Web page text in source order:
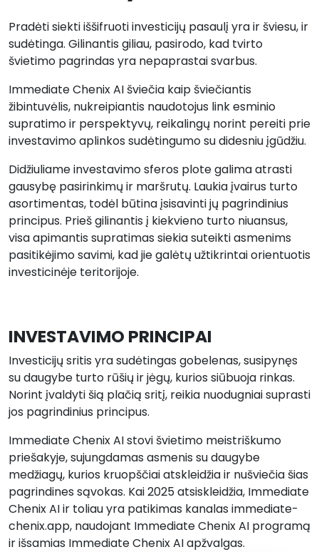
Pradėti siekti iššifruoti investicijų pasaulį yra ir šviesu, ir
sudėtinga. Gilinantis giliau, pasirodo, kad tvirto
švietimo pagrindas yra nepaprastai svarbus.
Immediate Chenix AI šviečia kaip šviečiantis
žibintuvėlis, nukreipiantis naudotojus link esminio
supratimo ir perspektyvų, reikalingų norint pereiti prie
investavimo aplinkos sudėtingumo su didesniu įgūdžiu.
Didžiuliame investavimo sferos plote galima atrasti
gausybę pasirinkimų ir maršrutų. Laukia įvairus turto
asortimentas, todėl būtina įsisavinti jų pagrindinius
principus. Prieš gilinantis į kiekvieno turto niuansus,
visa apimantis supratimas siekia suteikti asmenims
pasitikėjimo savimi, kad jie galėtų užtikrintai orientuotis
investicinėje teritorijoje.
INVESTAVIMO PRINCIPAI
Investicijų sritis yra sudėtingas gobelenas, susipynęs
su daugybe turto rūšių ir jėgų, kurios siūbuoja rinkas.
Norint įvaldyti šią plačią sritį, reikia nuodugniai suprasti
jos pagrindinius principus.
Immediate Chenix AI stovi švietimo meistriškumo
priešakyje, sujungdamas asmenis su daugybe
medžiagų, kurios kruopščiai atskleidžia ir nušviečia šias
pagrindines sąvokas. Kai 2025 atsiskleidžia, Immediate
Chenix AI ir toliau yra patikimas kanalas immediate-
chenix.app, naudojant Immediate Chenix AI programą
ir išsamias Immediate Chenix AI apžvalgas.